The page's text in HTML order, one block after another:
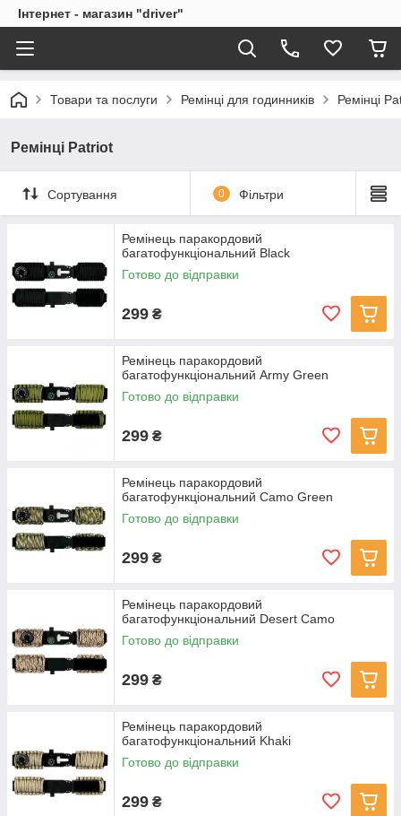
Інтернет - магазин "driver"
Товари та послуги Ремінці для годинників Ремінці
Ремінці Patriot
Сортування 0 Фільтри
Ремінець паракордовий
багатофункціональний Black
Готово до відправки
299 ₴
Ремінець паракордовий
багатофункціональний Army Green
Готово до відправки
299 ₴
Ремінець паракордовий
багатофункціональний Camo Green
Готово до відправки
299 ₴
Ремінець паракордовий
багатофункціональний Desert Camo
Готово до відправки
299 ₴
Ремінець паракордовий
багатофункціональний Khaki
Готово до відправки
299 ₴